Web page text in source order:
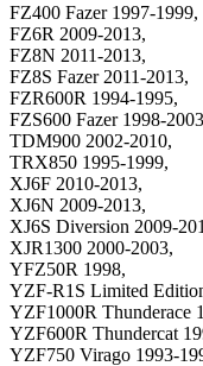
FZ400 Fazer 1997-1999,
FZ6R 2009-2013,
FZ8N 2011-2013,
FZ8S Fazer 2011-2013,
FZR600R 1994-1995,
FZS600 Fazer 1998-
TDM900 2002-2010,
TRX850 1995-1999,
XJ6F 2010-2013,
XJ6N 2009-2013,
XJ6S Diversion 2009-
XJR1300 2000-2003,
YFZ50R 1998,
YZF-R1S Limited
YZF1000R Thunderace
YZF600R Thundercat
YZF750 Virago 1993-